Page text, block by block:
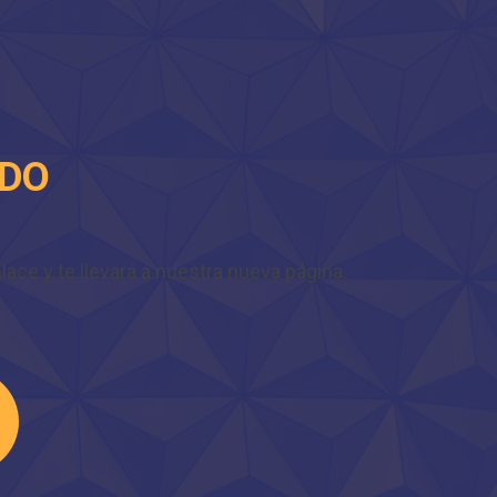
y te llevará a nuestra nueva página.